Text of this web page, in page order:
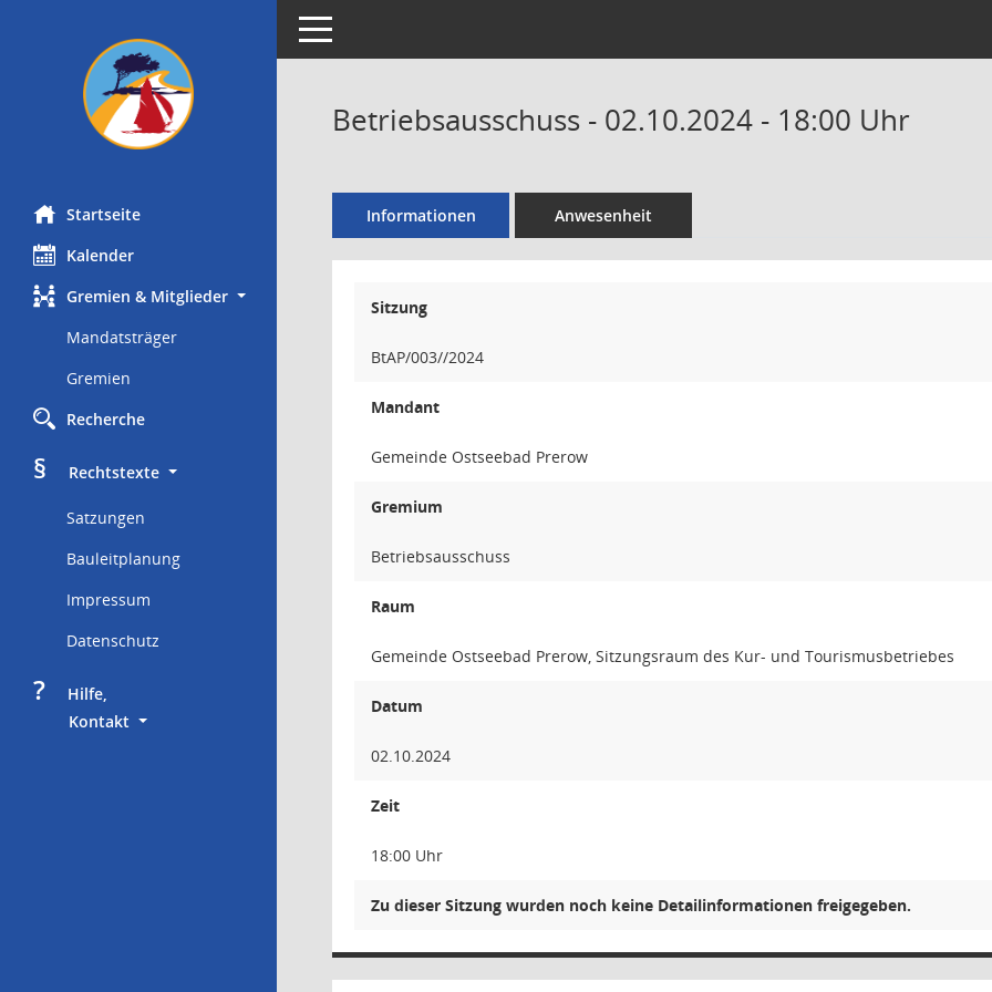
Startseite
Kalender
Gremien & Mitglieder
Mandatsträger
Gremien
Recherche
§
     Rechtstexte
Satzungen
Bauleitplanung
Impressum
Datenschutz
?
     Hilfe,
Kontakt
Toggle navigation
Betriebsausschuss - 02.10.2024 - 18:00 Uhr
Informationen Anwesenheit
Sitzung
BtAP/003//2024
Mandant
Gemeinde Ostseebad Prerow
Gremium
Betriebsausschuss
Raum
Gemeinde Ostseebad Prerow, Sitzungsraum des Kur- und Tourismusbetriebes
Datum
02.10.2024
Zeit
18:00 Uhr
Zu dieser Sitzung wurden noch keine Detailinformationen freigegeben.